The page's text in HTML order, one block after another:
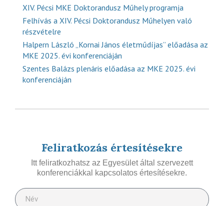
XIV. Pécsi MKE Doktorandusz Műhely programja
Felhívás a XIV. Pécsi Doktorandusz Műhelyen való
részvételre
Halpern László „Kornai János életműdíjas” előadása az
MKE 2025. évi konferenciáján
Szentes Balázs plenáris előadása az MKE 2025. évi
konferenciáján
Feliratkozás értesítésekre
Itt feliratkozhatsz az Egyesület által szervezett
konferenciákkal kapcsolatos értesítésekre.